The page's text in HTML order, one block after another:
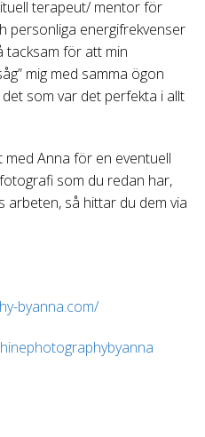
terapeut/ mentor för
personliga energifrekvenser
tacksam för att min
mig med samma ögon
som var det perfekta i allt
med Anna för en eventuell
som du redan har,
arbeten, så hittar du dem via
byanna.com/